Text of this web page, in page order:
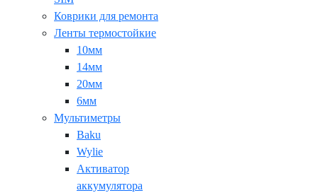
Коврики для ремонта
Ленты термостойкие
10мм
14мм
20мм
6мм
Мультиметры
Baku
Wylie
Активатор
аккумулятора